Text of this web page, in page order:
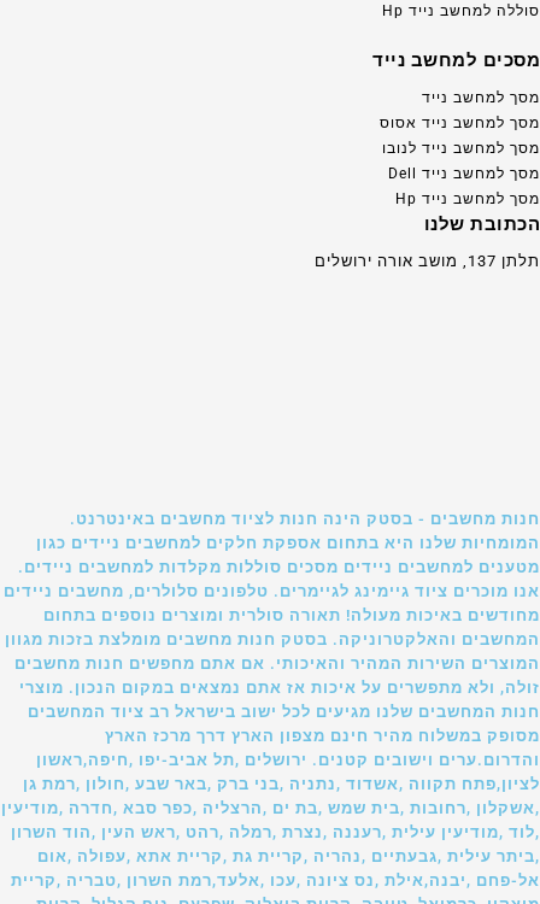
סוללה למחשב נייד Hp
מסכים למחשב נייד
מסך למחשב נייד
מסך למחשב נייד אסוס
מסך למחשב נייד לנובו
מסך למחשב נייד Dell
מסך למחשב נייד Hp
הכתובת שלנו
תלתן 137, מושב אורה ירושלים
חנות מחשבים - בסטק הינה חנות לציוד מחשבים באינטרנט.
המומחיות שלנו היא בתחום אספקת חלקים למחשבים ניידים כגון
מטענים למחשבים ניידים מסכים סוללות מקלדות למחשבים ניידים.
אנו מוכרים ציוד גיימינג לגיימרים. טלפונים סלולרים, מחשבים ניידים
מחודשים באיכות מעולה! תאורה סולרית ומוצרים נוספים בתחום
המחשבים והאלקטרוניקה. בסטק חנות מחשבים מומלצת בזכות מגוון
המוצרים השירות המהיר והאיכותי. אם אתם מחפשים חנות מחשבים
זולה, ולא מתפשרים על איכות אז אתם נמצאים במקום הנכון. מוצרי
חנות המחשבים שלנו מגיעים לכל ישוב בישראל רב ציוד המחשבים
מסופק במשלוח מהיר חינם מצפון הארץ דרך מרכז הארץ
והדרום.ערים וישובים קטנים. ירושלים ,תל אביב-יפו ,חיפה,ראשון
לציון,פתח תקווה ,אשדוד ,נתניה ,בני ברק ,באר שבע ,חולון ,רמת גן
,אשקלון ,רחובות ,בית שמש ,בת ים ,הרצליה ,כפר סבא ,חדרה ,מודיעין
,לוד ,מודיעין עילית ,רעננה ,נצרת ,רמלה ,רהט ,ראש העין ,הוד השרון
,ביתר עילית ,גבעתיים ,נהריה ,קריית גת ,קריית אתא ,עפולה ,אום
אל-פחם ,יבנה,אילת ,נס ציונה ,עכו ,אלעד,רמת השרון ,טבריה ,קריית